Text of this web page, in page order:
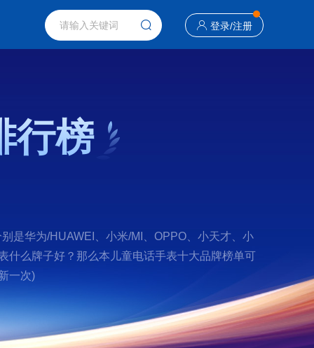
登录/注册
行榜
是华为/HUAWEI、小米/MI、OPPO、小天才、小
什么牌子好？那么本儿童电话手表十大品牌榜单可
一次)